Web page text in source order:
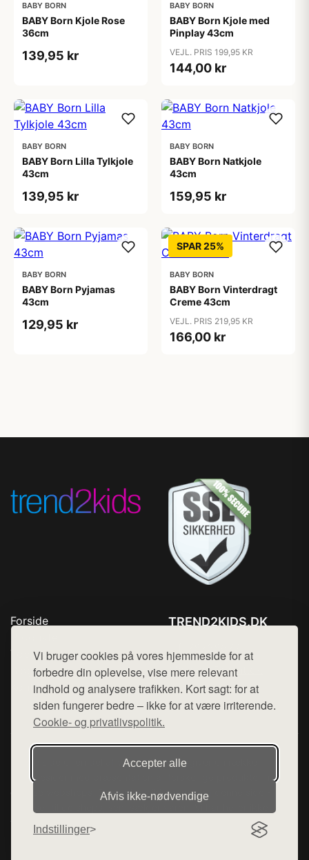
Vi bruger cookies på vores hjemmeside for at
forbedre din oplevelse, vise mere relevant
indhold og analysere trafikken. Kort sagt: for at
siden fungerer bedre – ikke for at være irriterende.
Cookie- og privatlivspolitik.
Accepter alle
Afvis ikke‑nødvendige
Indstillinger
BABY BORN
BABY Born Kjole Rose
36cm
139,95 kr
BABY BORN
BABY Born Kjole med
Pinplay 43cm
VEJL. PRIS 199,95 KR
144,00 kr
BABY BORN
BABY Born Lilla Tylkjole
43cm
139,95 kr
BABY BORN
BABY Born Natkjole
43cm
159,95 kr
BABY BORN
BABY Born Pyjamas
43cm
129,95 kr
SPAR 25%
BABY BORN
BABY Born Vinterdragt
Creme 43cm
VEJL. PRIS 219,95 KR
166,00 kr
Forside
Top Rabatter
Blog
Kontakt
TREND2KIDS.DK
Mail: hej@want.dk
Cookie- og privatlivspolitik
Denne side er en del af want.dk, der udgiver en række
hjemmesider med præsentation af forskellige produkter fra
diverse webshops. Der sælges ikke varer fra denne side - vi
henviser til de shops, som sælger varen. Vi har heller ikke
varerne på lager.